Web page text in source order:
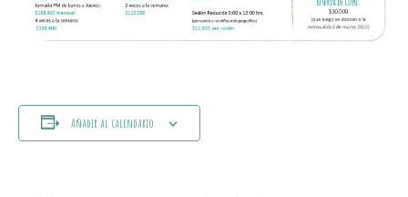
Añadir al calendario